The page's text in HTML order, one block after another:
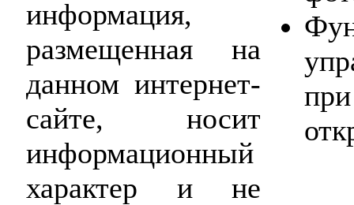
информация,
размещенная на
данном интернет-
сайте, носит
информационный
характер и не